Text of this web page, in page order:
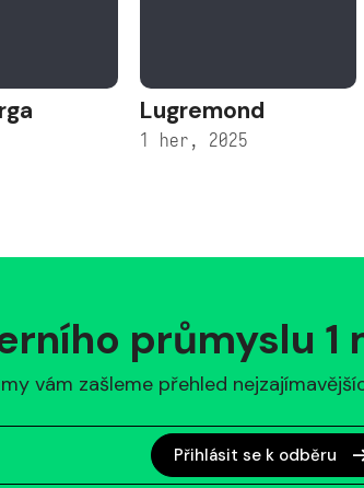
Lugremond
1 her, 2025
průmyslu 1
vám zašleme přehled
Přihlásit se k odběru